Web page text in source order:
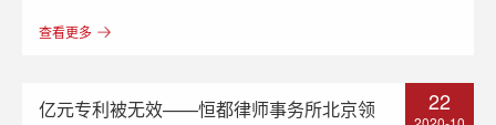
查看更多
亿元专利被无效——恒都律师事务所北京领
22